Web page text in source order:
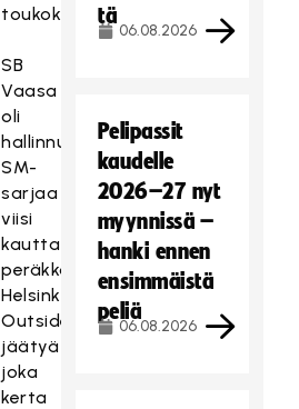
toukokuuta.
SB
Vaasa
oli
hallinnut
SM-
sarjaa
viisi
kautta
peräkkäin
Helsinki
Outsidersin
jäätyä
joka
kerta
tä
06.08.2026
Pelipassit
kaudelle
2026–27 nyt
myynnissä –
hanki ennen
ensimmäistä
peliä
06.08.2026